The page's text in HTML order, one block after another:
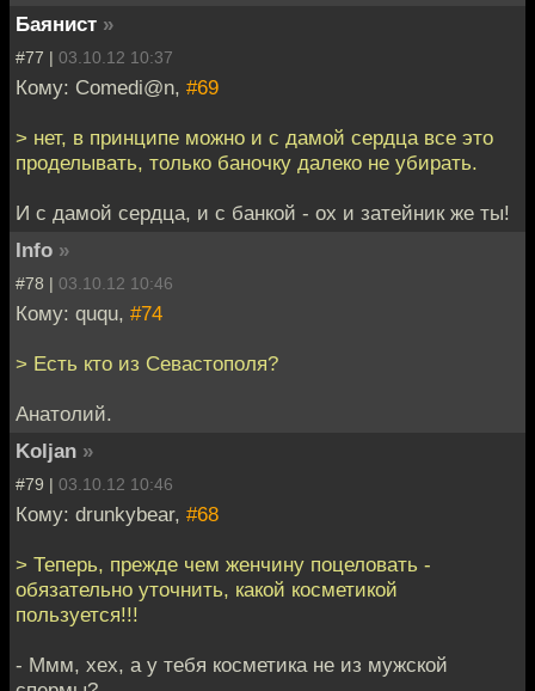
Баянист »
#77 | 03.10.12 10:37
Кому: Comedi@n, #69
> нет, в принципе можно и с дамой сердца все это
проделывать, только баночку далеко не убирать.
И с дамой сердца, и с банкой - ох и затейник же ты!
Info »
#78 | 03.10.12 10:46
Кому: ququ, #74
> Есть кто из Севастополя?
Анатолий.
Koljan »
#79 | 03.10.12 10:46
Кому: drunkybear, #68
> Теперь, прежде чем женчину поцеловать -
обязательно уточнить, какой косметикой
пользуется!!!
- Ммм, хех, а у тебя косметика не из мужской